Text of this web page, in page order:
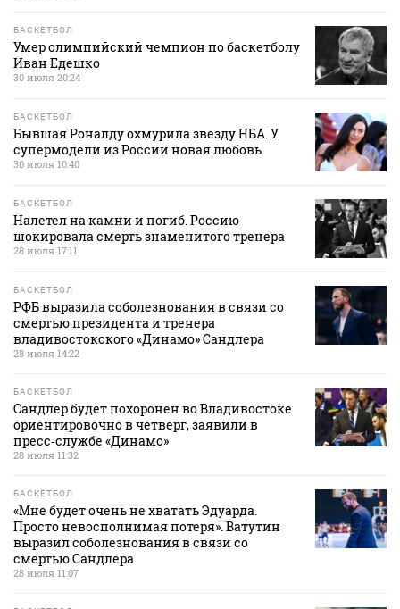
БАСКЕТБОЛ
Умер олимпийский чемпион по баскетболу
Иван Едешко
30 июля 20:24
БАСКЕТБОЛ
Бывшая Роналду охмурила звезду НБА. У
супермодели из России новая любовь
30 июля 10:40
БАСКЕТБОЛ
Налетел на камни и погиб. Россию
шокировала смерть знаменитого тренера
28 июля 17:11
БАСКЕТБОЛ
РФБ выразила соболезнования в связи со
смертью президента и тренера
владивостокского «Динамо» Сандлера
28 июля 14:22
БАСКЕТБОЛ
Сандлер будет похоронен во Владивостоке
ориентировочно в четверг, заявили в
пресс‑службе «Динамо»
28 июля 11:32
БАСКЕТБОЛ
«Мне будет очень не хватать Эдуарда.
Просто невосполнимая потеря». Ватутин
выразил соболезнования в связи со
смертью Сандлера
28 июля 11:07